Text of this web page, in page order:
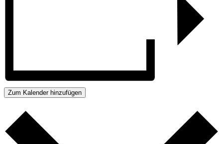
Zum Kalender hinzufügen